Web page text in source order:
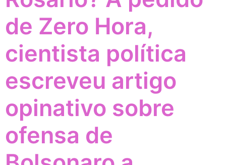
de Zero Hora,
cientista política
escreveu artigo
opinativo sobre
ofensa de